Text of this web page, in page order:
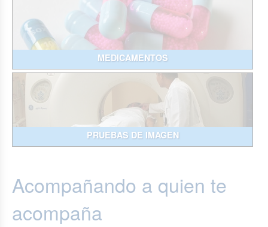
MEDICAMENTOS
PRUEBAS DE IMAGEN
Acompañando a quien te
acompaña